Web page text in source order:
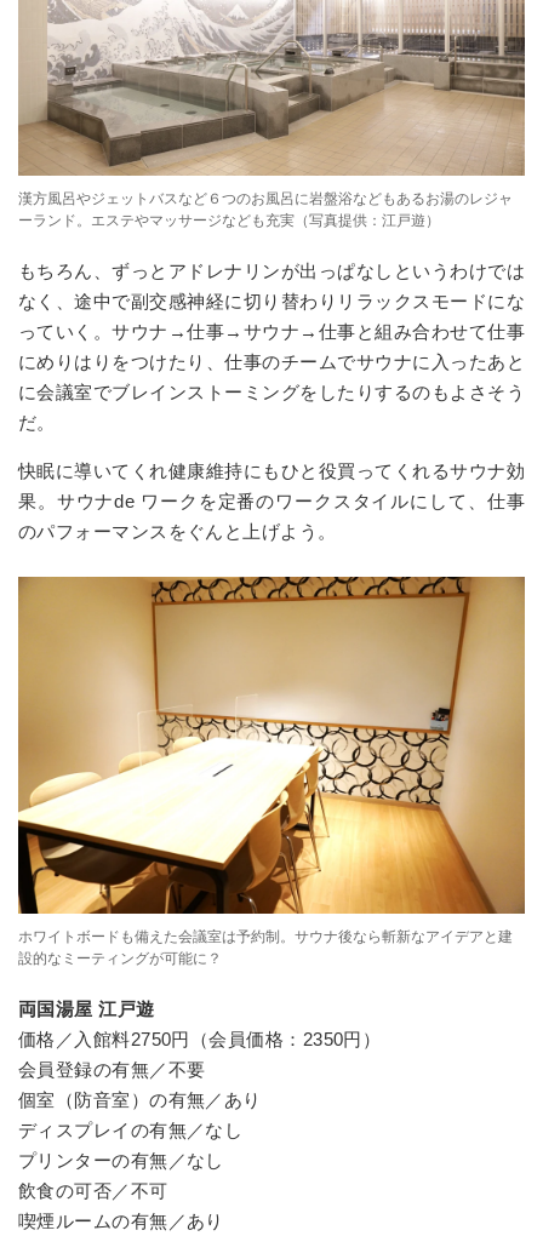
漢方風呂やジェットバスなど６つのお風呂に岩盤浴などもあるお湯のレジャ
ーランド。エステやマッサージなども充実（写真提供：江戸遊）
もちろん、ずっとアドレナリンが出っぱなしというわけでは
なく、途中で副交感神経に切り替わりリラックスモードにな
っていく。サウナ→仕事→サウナ→仕事と組み合わせて仕事
にめりはりをつけたり、仕事のチームでサウナに入ったあと
に会議室でブレインストーミングをしたりするのもよさそう
だ。
快眠に導いてくれ健康維持にもひと役買ってくれるサウナ効
果。サウナde ワークを定番のワークスタイルにして、仕事
のパフォーマンスをぐんと上げよう。
ホワイトボードも備えた会議室は予約制。サウナ後なら斬新なアイデアと建
設的なミーティングが可能に？
両国湯屋 江戸遊
価格／入館料2750円（会員価格：2350円）
会員登録の有無／不要
個室（防音室）の有無／あり
ディスプレイの有無／なし
プリンターの有無／なし
飲食の可否／不可
喫煙ルームの有無／あり